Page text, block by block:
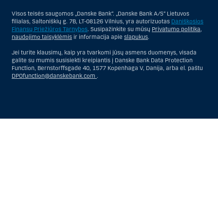
Visos teisės saugomos „Danske Bank“. „Danske Bank A/S“ Lietuvos
filialas, Saltoniškių g. 7B, LT-08126 Vilnius, yra autorizuotas Daniškosios
Finansų Priežiūros Tarnybos. Susipažinkite su mūsų Privatumo politika,
naudojimo taisyklėmis ir informacija apie slapukus.
Jei turite klausimų, kaip yra tvarkomi jūsų asmens duomenys, visada
galite su mumis susisiekti kreipiantis į Danske Bank Data Protection
Function, Bernstorffsgade 40, 1577 Kopenhaga V, Danija, arba el. paštu
DPOfunction@danskebank.com .